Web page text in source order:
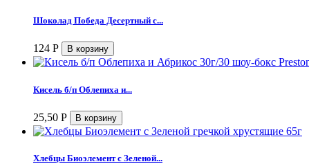
Шоколад Победа Десертный с...
124 Р
Кисель б/п Облепиха и...
25,50 Р
Хлебцы Биоэлемент с Зеленой...